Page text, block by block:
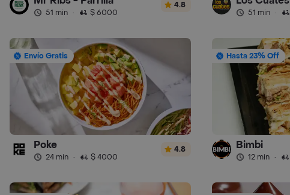
51 min · $ 6000
4.8
51 min ·
Envío Gratis
Poke
24 min · $ 4000
4.8
Hasta 23% Off
Bimbi
12 min ·